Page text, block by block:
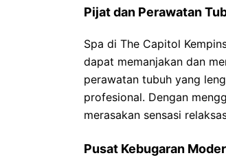
Pijat dan Perawatan
Spa di The Capitol
dapat memanjakan dan
perawatan tubuh yang
profesional. Dengan
merasakan sensasi
Pusat Kebugaran